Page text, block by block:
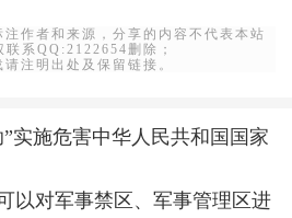
作者和来源，分享的内容不代表本站
系QQ:2122654删除；
注明出处及保留链接。
实施危害中华人民共和国国家
以对军事禁区、军事管理区进